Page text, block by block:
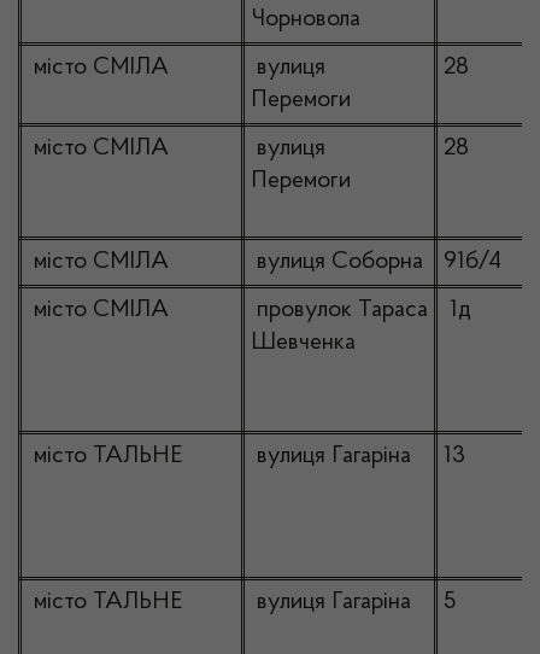
Чорновола
місто СМІЛА
вулиця
Перемоги
28
місто СМІЛА
вулиця
Перемоги
28
місто СМІЛА вулиця Соборна
91б/4
місто СМІЛА
провулок Тараса
Шевченка
1д
місто ТАЛЬНЕ вулиця Гагаріна 13
місто ТАЛЬНЕ вулиця Гагаріна 5